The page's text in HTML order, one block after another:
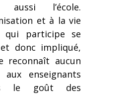
aussi l’école.
et à la vie
qui participe se
donc impliqué,
reconnaît aucun
enseignants
le goût des